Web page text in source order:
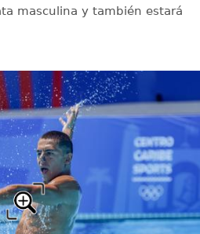
masculina y también estará